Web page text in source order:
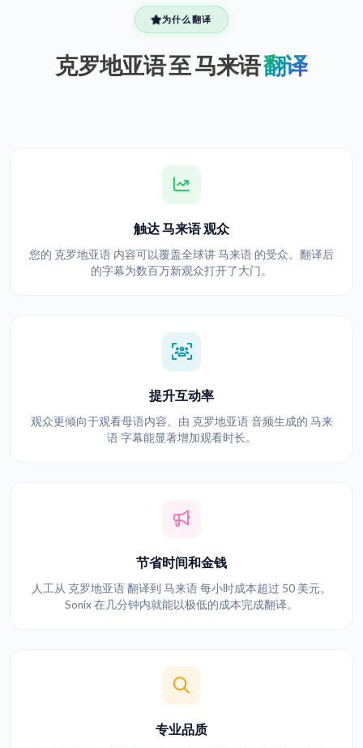
为什么翻译
克罗地亚语 至 马来语翻译
触达 马来语 观众
您的 克罗地亚语 内容可以覆盖全球讲 马来语 的受众。翻译后
的字幕为数百万新观众打开了大门。
提升互动率
观众更倾向于观看母语内容。由 克罗地亚语 音频生成的 马来
语 字幕能显著增加观看时长。
节省时间和金钱
人工从 克罗地亚语 翻译到 马来语 每小时成本超过 50 美元。
Sonix 在几分钟内就能以极低的成本完成翻译。
专业品质